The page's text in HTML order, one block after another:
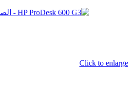
Click to enlarge